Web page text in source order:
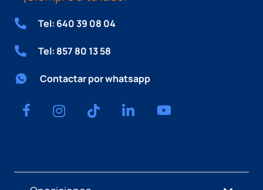
Tel: 640 39 08 04
Tel: 857 80 13 58
Contactar por whatsapp